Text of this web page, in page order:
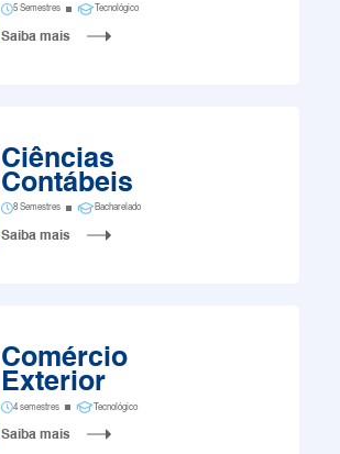
5 Semestres Tecnológico
Saiba mais
Ciências
Contábeis
8 Semestres Bacharelado
Saiba mais
Comércio
Exterior
4 semestres Tecnológico
Saiba mais